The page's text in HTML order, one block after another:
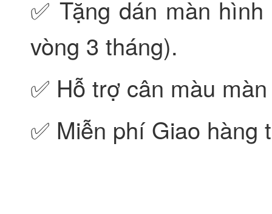
✅ Tặng dán màn
vòng 3 tháng).
✅ Hỗ trợ cân màu
✅ Miễn phí Giao hàng